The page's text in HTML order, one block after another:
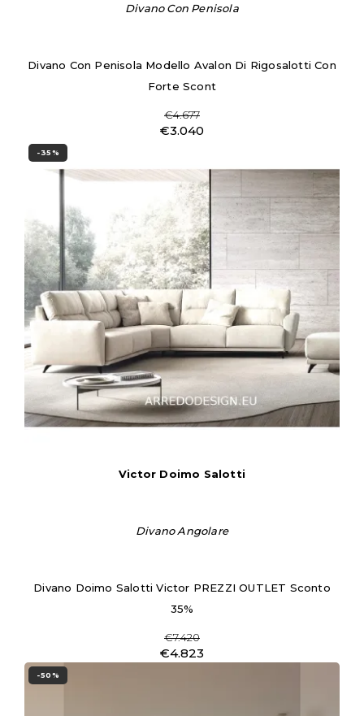
Divano Con Penisola
Divano Con Penisola Modello Avalon Di Rigosalotti Con
Forte Scont
€4.677
€3.040
-35%
Victor Doimo Salotti
Divano Angolare
Divano Doimo Salotti Victor PREZZI OUTLET Sconto
35%
€7.420
€4.823
-50%